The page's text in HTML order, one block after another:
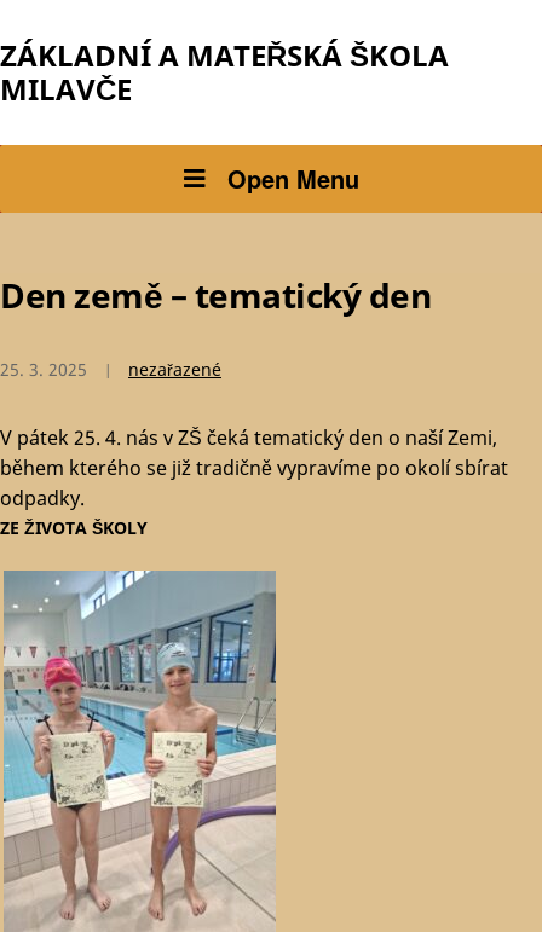
ZÁKLADNÍ A MATEŘSKÁ ŠKOLA
MILAVČE
Open Menu
ZE ŽIVOTA ŠKOLY
Den země – tematický den
25. 3. 2025 nezařazené
V pátek 25. 4. nás v ZŠ čeká tematický den o naší Zemi,
během kterého se již tradičně vypravíme po okolí sbírat
odpadky.